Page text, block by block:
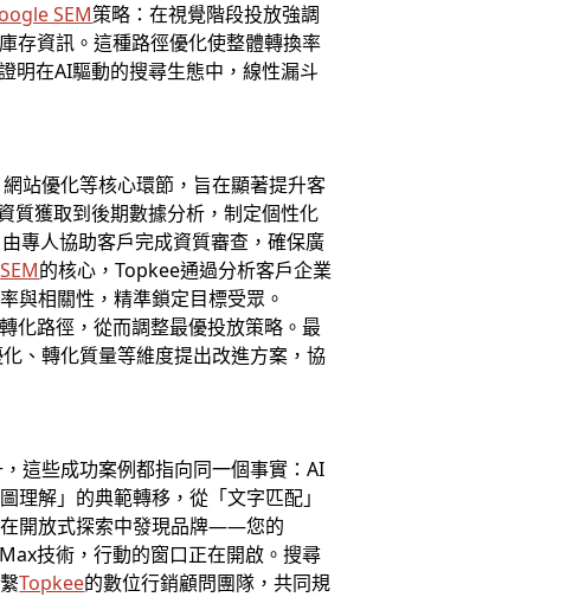
SEM策略：在視覺階段投放強調
存資訊。這種路徑優化使整體轉換率
明在AI驅動的搜尋生態中，線性漏斗
站優化等核心環節，旨在顯著提升客
質獲取到後期數據分析，制定個性化
專人協助客戶完成資質審查，確保廣
SEM的核心，Topkee通過分析客戶企業
與相關性，精準鎖定目標受眾。
化路徑，從而調整最優投放策略。最
、轉化質量等維度提出改進方案，協
這些成功案例都指向同一個事實：AI
解」的典範轉移，從「文字匹配」
在開放式探索中發現品牌——您的
技術，行動的窗口正在開啟。搜尋
Topkee的數位行銷顧問團隊，共同規